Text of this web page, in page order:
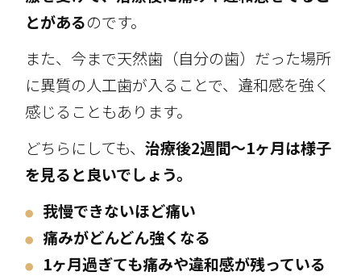
とがあるのです。
また、今まで天然歯（自分の歯）だった場所
に異質の人工歯が入ることで、違和感を強く
感じることもあります。
どちらにしても、治療後2週間～1ヶ月は様子
を見ると良いでしょう。
● 我慢できないほど痛い
●痛みがどんどん強くなる
●
1ヶ月過ぎても痛みや違和感が残っている